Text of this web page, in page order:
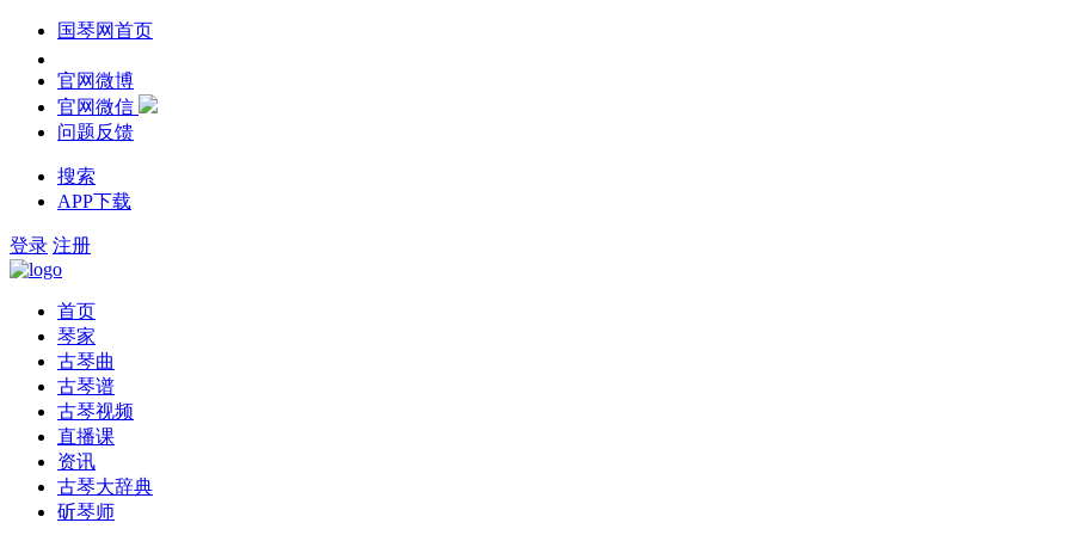
国琴网首页
官网微博
官网微信
问题反馈
搜索
APP下载
登录 注册
首页
琴家
古琴曲
古琴谱
古琴视频
直播课
资讯
古琴大辞典
斫琴师